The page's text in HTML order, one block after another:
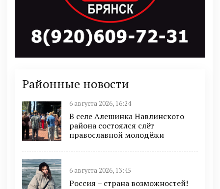
Районные новости
6 августа 2026, 16:24
В селе Алешинка Навлинского
района состоялся слёт
православной молодёжи
6 августа 2026, 13:45
Россия – страна возможностей!